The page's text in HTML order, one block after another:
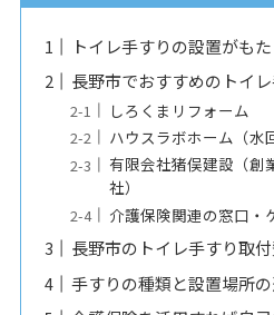
トイレ手すりの設置がも
長野市でおすすめのトイ
しろくまリフォーム
ハウスラボホーム（水
有限会社猪俣建設（創
社）
介護保険関連の窓口・
長野市のトイレ手すり取
手すりの種類と設置場所